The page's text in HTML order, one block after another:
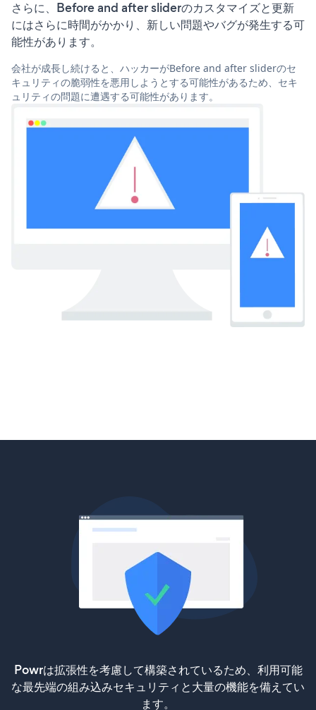
さらに、Before and after sliderのカスタマイズと更新
にはさらに時間がかかり、新しい問題やバグが発生する可
能性があります。
会社が成長し続けると、ハッカーがBefore and after sliderのセ
キュリティの脆弱性を悪用しようとする可能性があるため、セキ
ュリティの問題に遭遇する可能性があります。
Powrは拡張性を考慮して構築されているため、利用可能
な最先端の組み込みセキュリティと大量の機能を備えてい
ます。